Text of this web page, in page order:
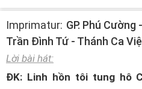
Imprimatur: GP. Phú
Trần Đình Tứ - Thánh Ca
Lời bài hát:
ĐK: Linh hồn tôi tung hô